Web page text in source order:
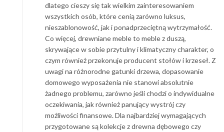
dlatego cieszy się tak wielkim zainteresowaniem
wszystkich osób, które cenią zarówno luksus,
nieszablonowość, jak i ponadprzeciętną wytrzymałość.
Co więcej, drewniane meble to meble z duszą,
skrywające w sobie przytulny i klimatyczny charakter, o
czym również przekonuje producent stołów i krzeseł. Z
uwagi na różnorodne gatunki drzewa, dopasowanie
domowego wyposażenia nie stanowi absolutnie
żadnego problemu, zarówno jeśli chodzi o indywidualne
oczekiwania, jak również panujący wystrój czy
możliwości finansowe. Dla najbardziej wymagających
przygotowane są kolekcje z drewna dębowego czy